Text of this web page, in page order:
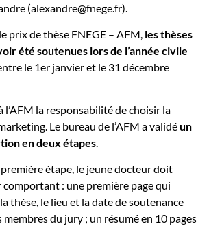
(alexandre@fnege.fr).
prix de thèse FNEGE – AFM, les thèses
été soutenues lors de l’année civile
le 1er janvier et le 31 décembre
l’AFM la responsabilité de choisir la
Le bureau de l’AFM a validéun
en deux étapes.
étape, le jeune docteur doit
: une première page qui
thèse, le lieu et la date de soutenance
membres du jury ; un résumé en 10 pages